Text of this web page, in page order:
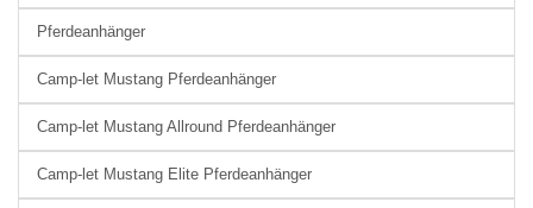
Pferdeanhänger
Camp-let Mustang Pferdeanhänger
Camp-let Mustang Allround Pferdeanhänger
Camp-let Mustang Elite Pferdeanhänger